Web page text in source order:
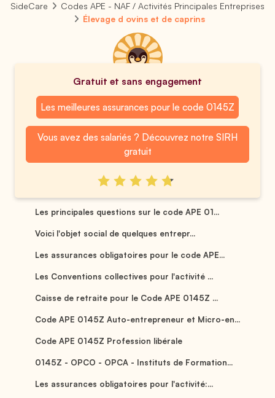
SideCare
Codes APE - NAF / Activités Principales Entreprises
Élevage d ovins et de caprins
Gratuit et sans engagement
Les meilleures assurances pour le code 0145Z
Vous avez des salariés ? Découvrez notre SIRH
gratuit
Les principales questions sur le code APE 01...
Voici l'objet social de quelques entrepr...
Les assurances obligatoires pour le code APE...
Les Conventions collectives pour l'activité ...
Caisse de retraite pour le Code APE 0145Z ...
Code APE 0145Z Auto-entrepreneur et Micro-en...
Code APE 0145Z Profession libérale
0145Z - OPCO - OPCA - Instituts de Formation...
Les assurances obligatoires pour l'activité:...